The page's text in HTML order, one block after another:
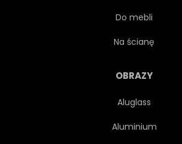
EUROPEJSKIEJ
Do mebli
Na ścianę
OBRAZY
Aluglass
Aluminium